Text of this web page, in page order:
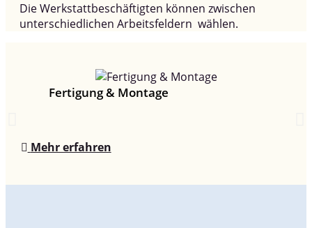
Die Werkstattbeschäftigten können zwischen
unterschiedlichen Arbeitsfeldern wählen.
Fertigung & Montage
Mehr erfahren